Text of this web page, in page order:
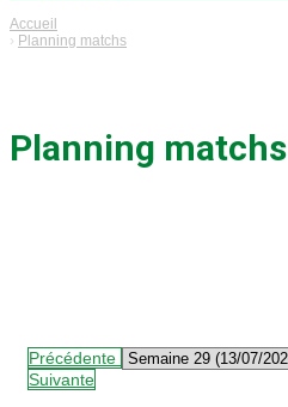
Accueil
Planning matchs
Planning matchs
Précédente
Suivante